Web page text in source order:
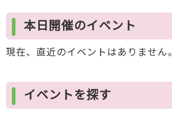
本日開催のイベント
現在、直近のイベントはありません。
イベントを探す